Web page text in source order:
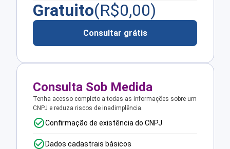
Gratuito(R$0,00)
Consultar grátis
Consulta Sob Medida
Tenha acesso completo a todas as informações sobre um
CNPJ e reduza riscos de inadimplência.
Confirmação de existência do CNPJ
Dados cadastrais básicos